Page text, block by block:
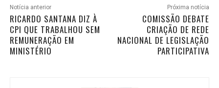
Notícia anterior
RICARDO SANTANA DIZ À
CPI QUE TRABALHOU SEM
REMUNERAÇÃO EM
MINISTÉRIO
Próxima notícia
COMISSÃO DEBATE
CRIAÇÃO DE REDE
NACIONAL DE LEGISLAÇÃO
PARTICIPATIVA